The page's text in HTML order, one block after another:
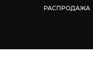
РАСПРОДАЖА